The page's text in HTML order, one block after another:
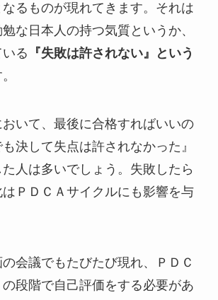
るものが現れてきます。それは
な日本人の持つ気質というか、
る 『失敗は許されない』という
いて、最後に合格すればいいの
決して失点は許されなかった』
人は多いでしょう。失敗したら
ＰＤＣＡサイクルにも影響を与
会議でもたびたび現れ、ＰＤＣ
の段階で自己評価をする必要があ